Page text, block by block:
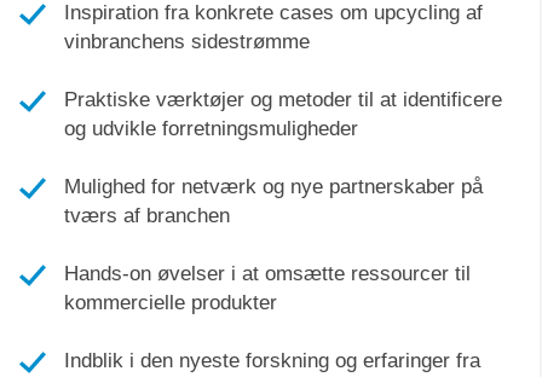
Inspiration fra konkrete cases om upcycling af
vinbranchens sidestrømme
Praktiske værktøjer og metoder til at identificere
og udvikle forretningsmuligheder
Mulighed for netværk og nye partnerskaber på
tværs af branchen
Hands-on øvelser i at omsætte ressourcer til
kommercielle produkter
Indblik i den nyeste forskning og erfaringer fra